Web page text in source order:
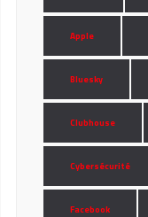
Apple
Bluesky
Clubhouse
Cybersécurité
Facebook